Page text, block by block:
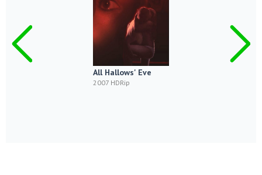
All Hallows' Eve
2007 HDRip